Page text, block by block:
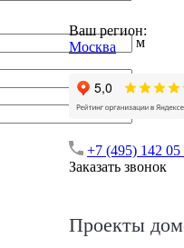
Ваш регион:
Москва
+7 (495) 142 05
Заказать звонок
Проекты
м